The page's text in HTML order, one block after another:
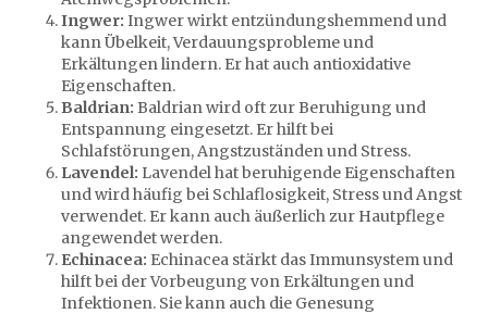
Ingwer: Ingwer wirkt entzündungshemmend und
kann Übelkeit, Verdauungsprobleme und
Erkältungen lindern. Er hat auch antioxidative
Eigenschaften.
Baldrian: Baldrian wird oft zur Beruhigung und
Entspannung eingesetzt. Er hilft bei
Schlafstörungen, Angstzuständen und Stress.
Lavendel: Lavendel hat beruhigende Eigenschaften
und wird häufig bei Schlaflosigkeit, Stress und Angst
verwendet. Er kann auch äußerlich zur Hautpflege
angewendet werden.
Echinacea: Echinacea stärkt das Immunsystem und
hilft bei der Vorbeugung von Erkältungen und
Infektionen. Sie kann auch die Genesung